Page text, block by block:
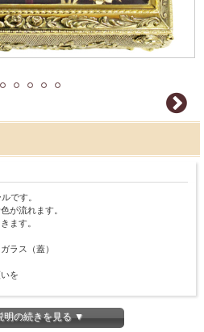
です。
が流れます。
ます。
ラス（蓋）
いを
ございますので
明の続きを見る ▼